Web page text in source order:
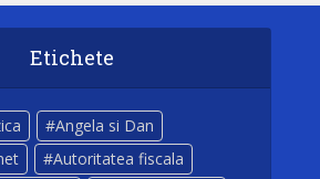
Etichete
Angela si Dan
Autoritatea fiscala